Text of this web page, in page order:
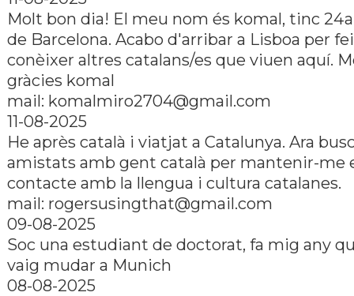
Molt bon dia! El meu nom és komal, tinc
de Barcelona. Acabo d'arribar a Lisboa per
conèixer altres catalans/es que viuen aquí.
gràcies komal
mail: komalmiro2704@gmail.com
11-08-2025
He après català i viatjat a Catalunya. Ara
amistats amb gent català per mantenir-me
contacte amb la llengua i cultura catalanes.
mail: rogersusingthat@gmail.com
09-08-2025
Soc una estudiant de doctorat, fa mig any
vaig mudar a Munich
08-08-2025